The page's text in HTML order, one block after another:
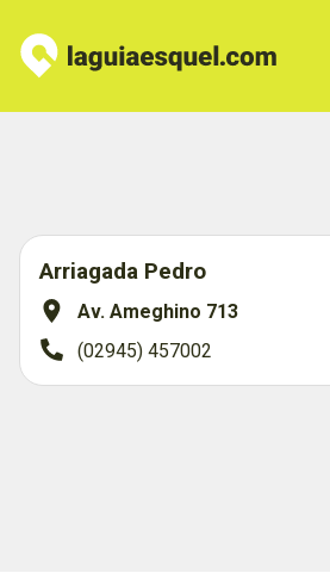
Arriagada Pedro
Av. Ameghino 713
(02945) 457002